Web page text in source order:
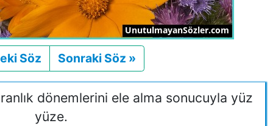
Söz Önceki
Sonraki Söz »
dönemlerini ele alma sonucuyla yüz
yüze.